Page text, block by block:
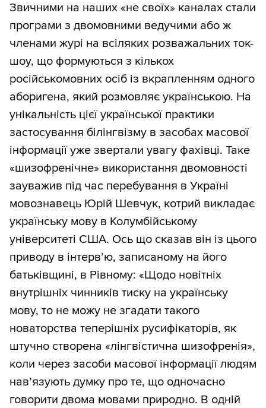
Звичними на наших «не своїх» каналах стали
програми з двомовними ведучими або ж
членами журі на всіляких розважальних ток-
шоу, що формуються з кількох
російськомовних осіб із вкрапленням одного
аборигена, який розмовляє українською. На
унікальність цієї української практики
застосування білінгвізму в засобах масової
інформації уже звертали увагу фахівці. Таке
«шизофренічне» використання двомовності
зауважив під час перебування в Україні
мовознавець Юрій Шевчук, котрий викладає
українську мову в Колумбійському
університеті США. Ось що сказав він із цього
приводу в інтерв’ю, записаному на його
батьківщині, в Рівному: «Щодо новітніх
внутрішніх чинників тиску на українську
мову, то не можу не згадати такого
новаторства теперішніх русифікаторів, як
штучно створена «лінгвістична шизофренія»,
коли через засоби масової інформації людям
нав’язують думку про те, що одночасно
говорити двома мовами природно. В одній